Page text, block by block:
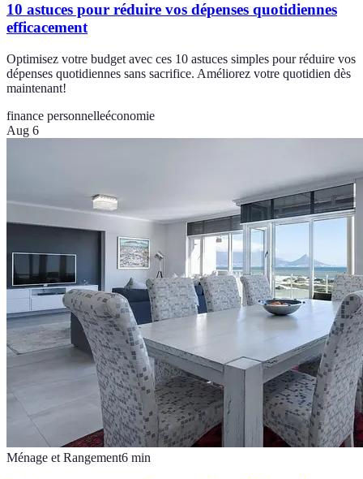
10 astuces pour réduire vos dépenses quotidiennes
efficacement
Optimisez votre budget avec ces 10 astuces simples pour réduire vos
dépenses quotidiennes sans sacrifice. Améliorez votre quotidien dès
maintenant!
finance personnelleéconomie
Aug 6
Ménage et Rangement6 min